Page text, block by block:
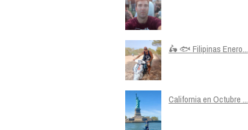
🛵 🐟 Filipinas Enero...
California en Octubre ...